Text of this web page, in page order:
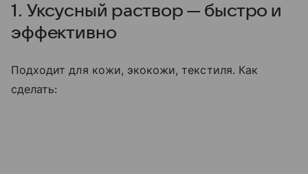
1. Уксусный раствор — быстро и
эффективно
Подходит для кожи, экокожи, текстиля. Как
сделать: